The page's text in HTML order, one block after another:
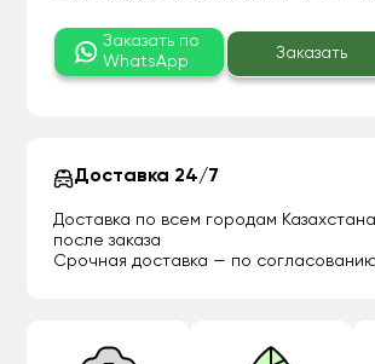
Заказать по
WhatsApp
Заказать
Доставка 24/7
Доставка по всем городам
после заказа
Срочная доставка — по